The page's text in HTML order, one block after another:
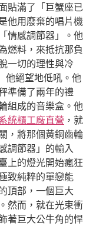
貼滿了「巨蟹座已
他用廢棄的唱片機
情感調節器」。他
燃料，來抵抗那負
一切的理性與冷
他絕望地低吼。他
準備了兩年的禮
組成的音樂盒。他
統櫃工廠直營 ，就
，將那個黃銅齒輪
調節器」的輸入
上的燈光開始瘋狂
致純粹的單戀能
頂部，一個巨大
然而，就在光束衝
著巨大公牛角的悍